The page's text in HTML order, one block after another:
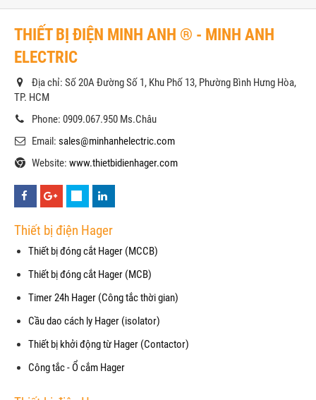
THIẾT BỊ ĐIỆN MINH ANH ® - MINH ANH
ELECTRIC
Địa chỉ: Số 20A Đường Số 1, Khu Phố 13, Phường Bình Hưng Hòa,
TP. HCM
Phone: 0909.067.950 Ms.Châu
Email: sales@minhanhelectric.com
Website: www.thietbidienhager.com
Thiết bị điện Hager
Thiết bị đóng cắt Hager (MCCB)
Thiết bị đóng cắt Hager (MCB)
Timer 24h Hager (Công tắc thời gian)
Cầu dao cách ly Hager (isolator)
Thiết bị khởi động từ Hager (Contactor)
Công tắc - Ổ cắm Hager